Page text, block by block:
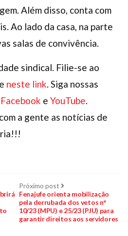
Além disso, conta com
Ao lado da casa, na parte
salas de convivência.
sindical. Filie-se ao
neste link. Siga nossas
Facebook e YouTube.
a gente as notícias de
Próximo post Próximo
post:
Fenajufe orienta mobilização
pela derrubada dos vetos n°
10/23 (MPU) e 25/23 (PJU) para
garantir direitos aos servidores